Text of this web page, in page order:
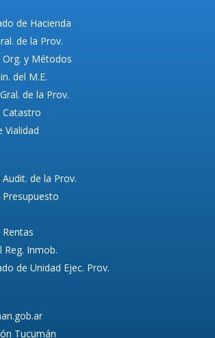
de Hacienda
de la Prov.
Org. y Métodos
del M.E.
de la Prov.
Catastro
Vialidad
Audit. de la Prov.
Presupuesto
Rentas
Reg. Inmob.
de Unidad Ejec. Prov.
Tucumán